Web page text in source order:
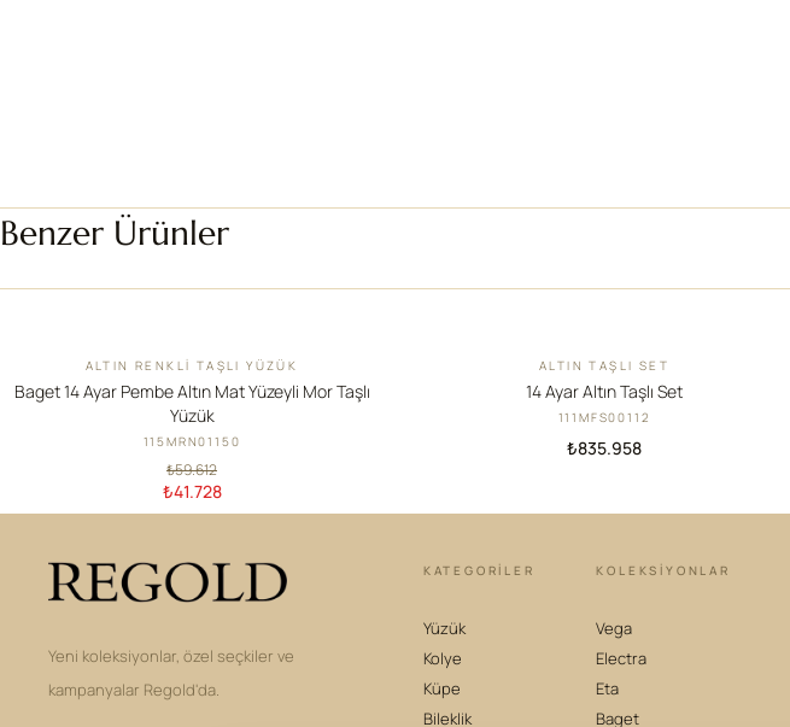
Benzer Ürünler
ALTIN RENKLI TAŞLI YÜZÜK
Baget 14 Ayar Pembe Altın Mat Yüzeyli Mor Taşlı
Yüzük
115MRN01150
₺59.612
₺41.728
ALTIN TAŞLI SET
14 Ayar Altın Taşlı Set
111MFS00112
₺835.958
Yeni koleksiyonlar, özel seçkiler ve
kampanyalar Regold'da.
KATEGORILER
Yüzük
Kolye
Küpe
Bileklik
KOLEKSIYONLAR
Vega
Electra
Eta
Baget